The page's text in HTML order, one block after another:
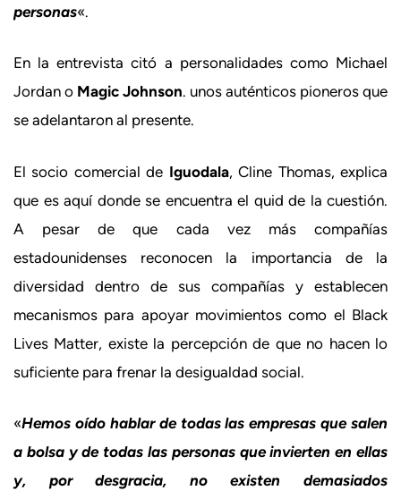
personas«.
En la entrevista citó a personalidades como Michael
Jordan o Magic Johnson. unos auténticos pioneros que
se adelantaron al presente.
El socio comercial de Iguodala, Cline Thomas, explica
que es aquí donde se encuentra el quid de la cuestión.
A pesar de que cada vez más compañías
estadounidenses reconocen la importancia de la
diversidad dentro de sus compañías y establecen
mecanismos para apoyar movimientos como el Black
Lives Matter, existe la percepción de que no hacen lo
suficiente para frenar la desigualdad social.
«Hemos oído hablar de todas las empresas que salen
a bolsa y de todas las personas que invierten en ellas
y, por desgracia, no existen demasiados